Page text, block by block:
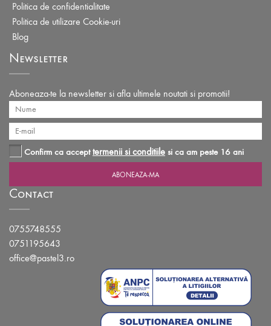
Politica de confidentialitate
Politica de utilizare Cookie-uri
Blog
Newsletter
Aboneaza-te la newsletter si afla ultimele noutati si promotii!
Confirm ca accepttermenii si conditiile si ca am peste 16 ani
Contact
0755748555
0751195643
office@pastel3.ro